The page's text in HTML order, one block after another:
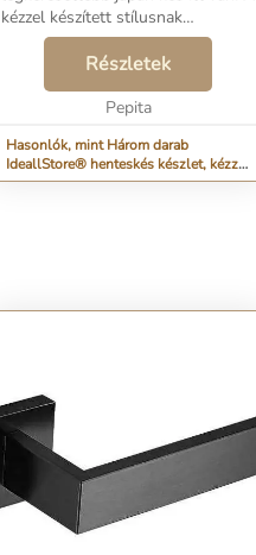
kézzel készített stílusnak
köszönhetően ez a kés egyedi, és
a használat típusától függetlenül
bárki számára elérhető közelségbe
Részletek
Pepita
Hasonlók, mint Három darab
IdeallStore® henteskés készlet, kézzel
készített, Coo...